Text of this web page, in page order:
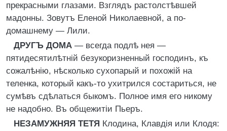
прекрасными глазами. Взглядъ растолстѣвшей
мадонны. Зовутъ Еленой Николаевной, а по-
домашнему — Лили.
ДРУГЪ ДОМА — всегда подлѣ нея —
пятидесятилѣтній безукоризненный господинъ, къ
сожалѣнію, нѣсколько сухопарый и похожій на
теленка, который какъ-то ухитрился состариться, не
сумѣвъ сдѣлаться быкомъ. Полное имя его никому
не надобно. Въ общежитіи Пьеръ.
НЕЗАМУЖНЯЯ ТЕТЯ Клодина, Клавдія или Клодя: